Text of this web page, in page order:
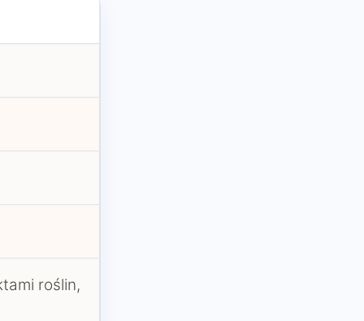
roślin,